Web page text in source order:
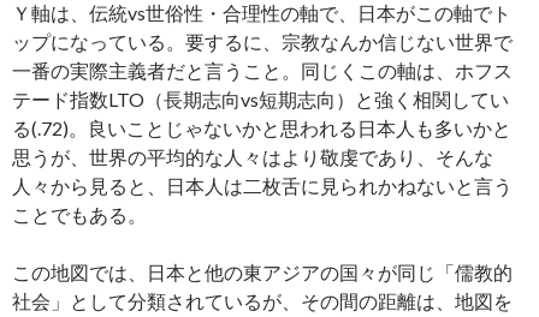
Ｙ軸は、伝統vs世俗性・合理性の軸で、日本がこの軸でト
ップになっている。要するに、宗教なんか信じない世界で
一番の実際主義者だと言うこと。同じくこの軸は、ホフス
テード指数LTO（長期志向vs短期志向）と強く相関してい
る(.72)。良いことじゃないかと思われる日本人も多いかと
思うが、世界の平均的な人々はより敬虔であり、そんな
人々から見ると、日本人は二枚舌に見られかねないと言う
ことでもある。
この地図では、日本と他の東アジアの国々が同じ「儒教的
社会」として分類されているが、その間の距離は、地図を